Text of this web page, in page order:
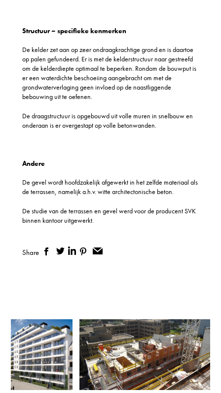
Structuur – specifieke kenmerken
De kelder zet aan op zeer ondraagkrachtige grond en is daartoe
op palen gefundeerd. Er is met de kelderstructuur naar gestreefd
om de kelderdiepte optimaal te beperken. Rondom de bouwput is
er een waterdichte beschoeiing aangebracht om met de
grondwaterverlaging geen invloed op de naastliggende
bebouwing uit te oefenen.
De draagstructuur is opgebouwd uit volle muren in snelbouw en
onderaan is er overgestapt op volle betonwanden.
Andere
De gevel wordt hoofdzakelijk afgewerkt in het zelfde materiaal als
de terrassen, namelijk a.h.v. witte architectonische beton.
De studie van de terrassen en gevel werd voor de producent SVK
binnen kantoor uitgewerkt.
Share